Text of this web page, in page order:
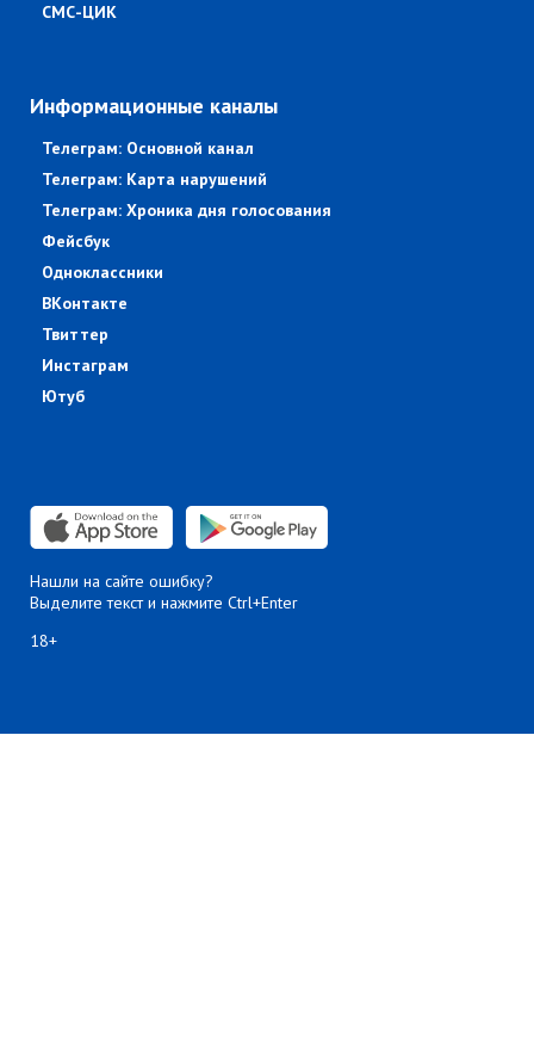
СМС-ЦИК
Информационные каналы
Телеграм: Основной канал
Телеграм: Карта нарушений
Телеграм: Хроника дня голосования
Фейсбук
Одноклассники
ВКонтакте
Твиттер
Инстаграм
Ютуб
Нашли на сайте ошибку?
Выделите текст и нажмите Ctrl+Enter
18+